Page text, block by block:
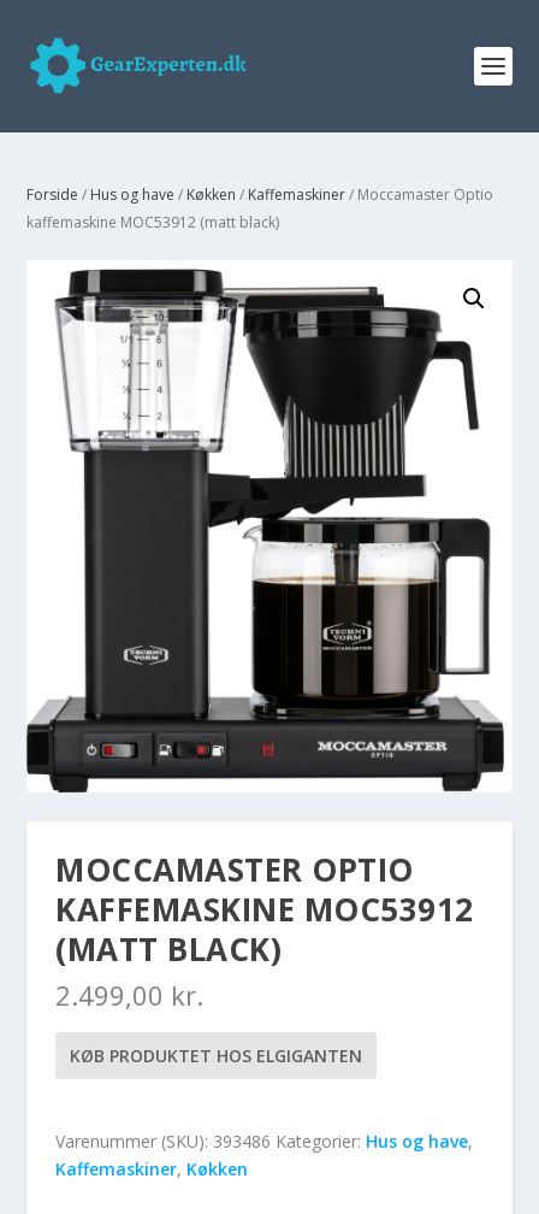
Forside / Hus og have / Køkken / Kaffemaskiner/ Moccamaster Optio
kaffemaskine MOC53912 (matt black)
MOCCAMASTER OPTIO
KAFFEMASKINE MOC53912
(MATT BLACK)
2.499,00 kr.
KØB PRODUKTET HOS ELGIGANTEN
Varenummer (SKU): 393486 Kategorier: Hus og have,
Kaffemaskiner, Køkken